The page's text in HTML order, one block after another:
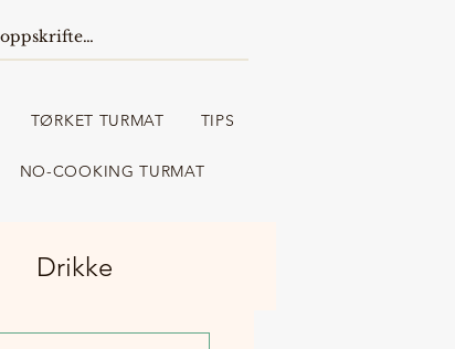
TØRKET TURMAT TIPS
NO-COOKING TURMAT
Drikke